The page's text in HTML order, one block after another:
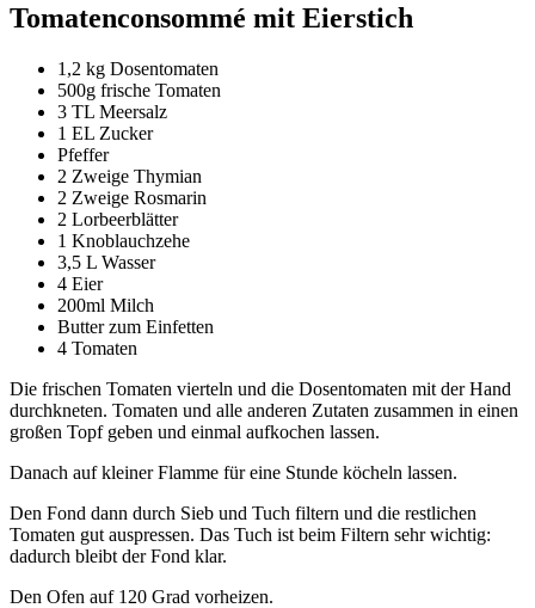
Tomatenconsommé mit Eierstich
1,2 kg Dosentomaten
500g frische Tomaten
3 TL Meersalz
1 EL Zucker
Pfeffer
2 Zweige Thymian
2 Zweige Rosmarin
2 Lorbeerblätter
1 Knoblauchzehe
3,5 L Wasser
4 Eier
200ml Milch
Butter zum Einfetten
4 Tomaten
Die frischen Tomaten vierteln und die Dosentomaten mit der Hand
durchkneten. Tomaten und alle anderen Zutaten zusammen in einen
großen Topf geben und einmal aufkochen lassen.
Danach auf kleiner Flamme für eine Stunde köcheln lassen.
Den Fond dann durch Sieb und Tuch filtern und die restlichen
Tomaten gut auspressen. Das Tuch ist beim Filtern sehr wichtig:
dadurch bleibt der Fond klar.
Den Ofen auf 120 Grad vorheizen.